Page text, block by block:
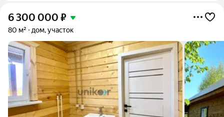
6 300 000 ₽
80 м² дом, участок